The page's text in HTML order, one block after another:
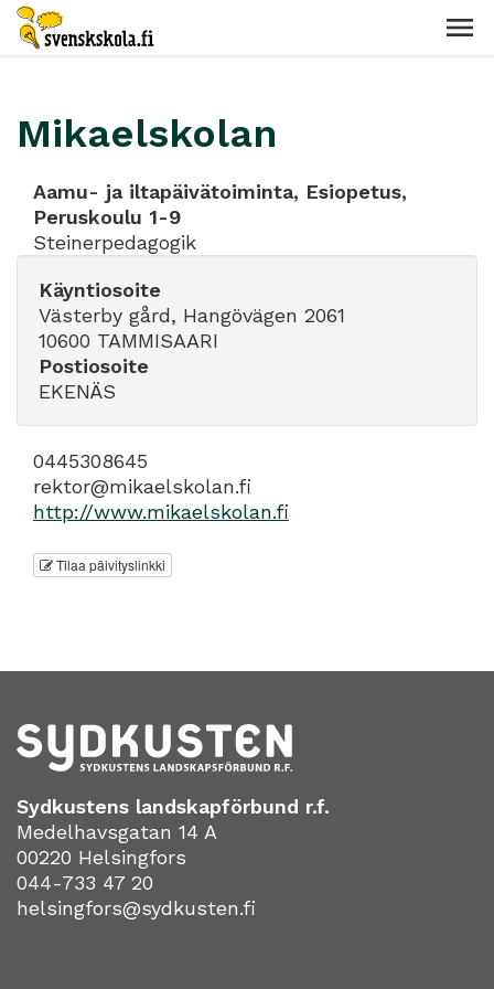
Mikaelskolan
Aamu- ja iltapäivätoiminta, Esiopetus,
Peruskoulu 1-9
Steinerpedagogik
Käyntiosoite
Västerby gård, Hangövägen 2061
10600 TAMMISAARI
Postiosoite
EKENÄS
0445308645
rektor@mikaelskolan.fi
http://www.mikaelskolan.fi
Tilaa päivityslinkki
Sydkustens landskapförbund r.f.
Medelhavsgatan 14 A
00220 Helsingfors
044-733 47 20
helsingfors@sydkusten.fi